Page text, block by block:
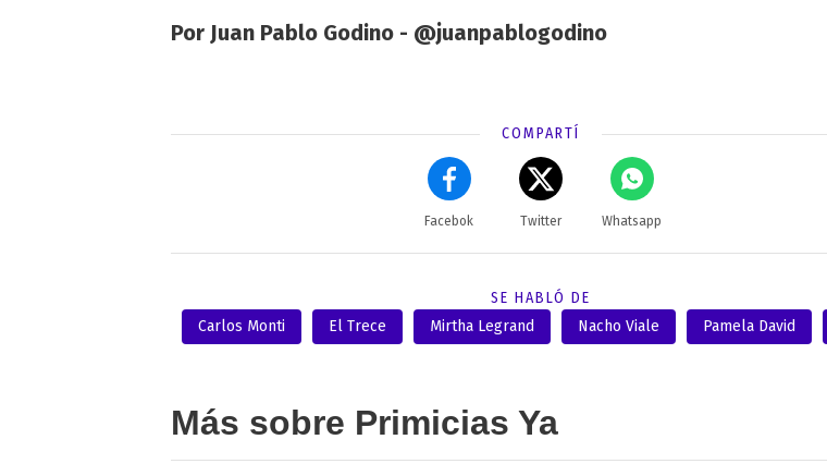
Por Juan Pablo Godino - @juanpablogodino
COMPARTÍ
Facebok Twitter Whatsapp
SE HABLÓ DE
Carlos Monti
El Trece Mirtha Legrand Nacho Viale Pamela David
Más sobre Primicias Ya